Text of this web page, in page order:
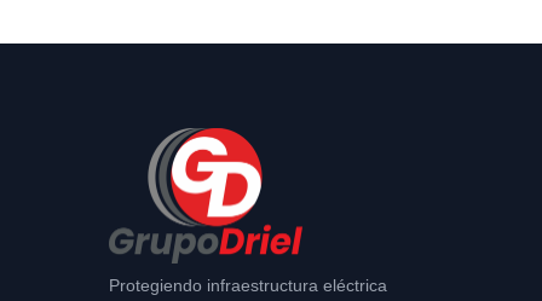
Protegiendo infraestructura eléctrica